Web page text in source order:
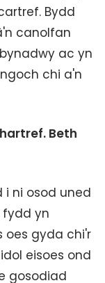
Bydd
canolfan
ac yn
chi a'n
Beth
i ni osod uned
fydd yn
oes gyda chi'r
eisoes ond
gosodiad